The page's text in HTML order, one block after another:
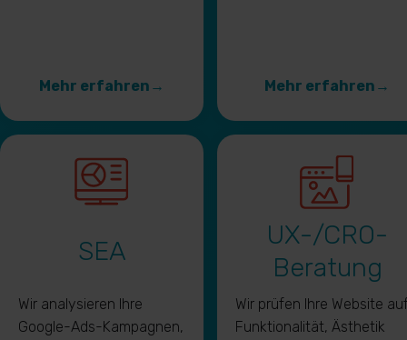
Mehr erfahren → Mehr erfahren →
SEA
Wir analysieren Ihre
Google-Ads-Kampagnen,
UX-/CRO-
Beratung
Wir prüfen Ihre Website
Funktionalität, Ästhetik